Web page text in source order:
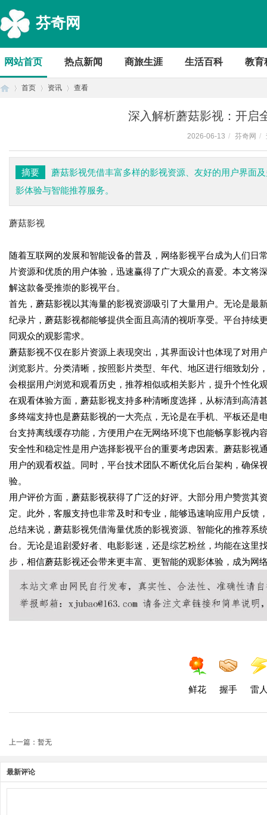
芬奇网
网站首页 热点新闻 商旅生涯 生活百科 教育
首页 资讯 查看
深入解析蘑菇影视：开启
2026-06-13 / 芬奇网 /
摘要
蘑菇影视凭借丰富多样的影视资源、友好的用户界面
影体验与智能推荐服务。
蘑菇影视
随着互联网的发展和智能设备的普及，网络影视平台成为人们
片资源和优质的用户体验，迅速赢得了广大观众的喜爱。本文
解这款备受推崇的影视平台。
首先，蘑菇影视以其海量的影视资源吸引了大量用户。无论是最
纪录片，蘑菇影视都能够提供全面且高清的视听享受。平台持续
同观众的观影需求。
蘑菇影视不仅在影片资源上表现突出，其界面设计也体现了对用
浏览影片。分类清晰，按照影片类型、年代、地区进行细致划分
会根据用户浏览和观看历史，推荐相似或相关影片，提升个性化
在观看体验方面，蘑菇影视支持多种清晰度选择，从标清到高清
多终端支持也是蘑菇影视的一大亮点，无论是在手机、平板还
台支持离线缓存功能，方便用户在无网络环境下也能畅享影视内
安全性和稳定性是用户选择影视平台的重要考虑因素。蘑菇影视
用户的观看权益。同时，平台技术团队不断优化后台架构，确
验。
用户评价方面，蘑菇影视获得了广泛的好评。大部分用户赞赏
定。此外，客服支持也非常及时和专业，能够迅速响应用户反馈
总结来说，蘑菇影视凭借海量优质的影视资源、智能化的推荐
台。无论是追剧爱好者、电影影迷，还是综艺粉丝，均能在这
步，相信蘑菇影视还会带来更丰富、更智能的观影体验，成为网
鲜花 握手 雷
上一篇：暂无
最新评论